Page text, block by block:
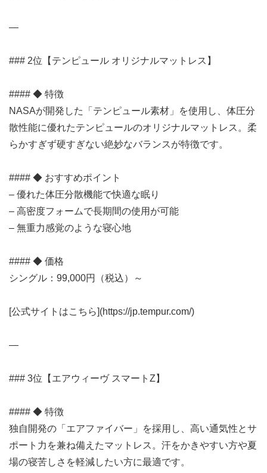
—
### 2位【テンピュール オリジナルマットレス】
#### ◆ 特徴
NASAが開発した「テンピュール素材」を使用し、体圧分
散性能に優れたテンピュールのオリジナルマットレス。柔
らかすぎず硬すぎない絶妙なバランスが特徴です。
#### ◆ おすすめポイント
– 優れた体圧分散機能で快適な眠り
– 高密度フォームで長期間の使用が可能
– 無重力感覚のような寝心地
#### ◆ 価格
シングル：99,000円（税込）～
[公式サイトはこちら](https://jp.tempur.com/)
—
### 3位【エアウィーヴ スマートZ】
#### ◆ 特徴
独自開発の「エアファイバー」を採用し、高い通気性とサ
ポート力を兼ね備えたマットレス。汗をかきやすい方や夏
場の寝苦しさを軽減したい方に最適です。